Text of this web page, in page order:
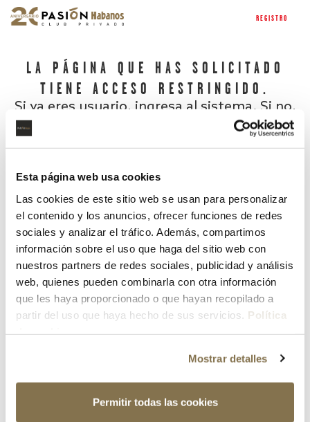
Esta página web usa cookies
Las cookies de este sitio web se usan para personalizar
el contenido y los anuncios, ofrecer funciones de redes
sociales y analizar el tráfico. Además, compartimos
información sobre el uso que haga del sitio web con
nuestros partners de redes sociales, publicidad y análisis
web, quienes pueden combinarla con otra información
que les haya proporcionado o que hayan recopilado a
partir del uso que haya hecho de sus servicios. Política
Mostrar detalles
Permitir todas las cookies
REGISTRO
LA PÁGINA QUE HAS SOLICITADO
TIENE ACCESO RESTRINGIDO.
Si ya eres usuario, ingresa al sistema. Si no,
¿Has olvidado tu contraseña?